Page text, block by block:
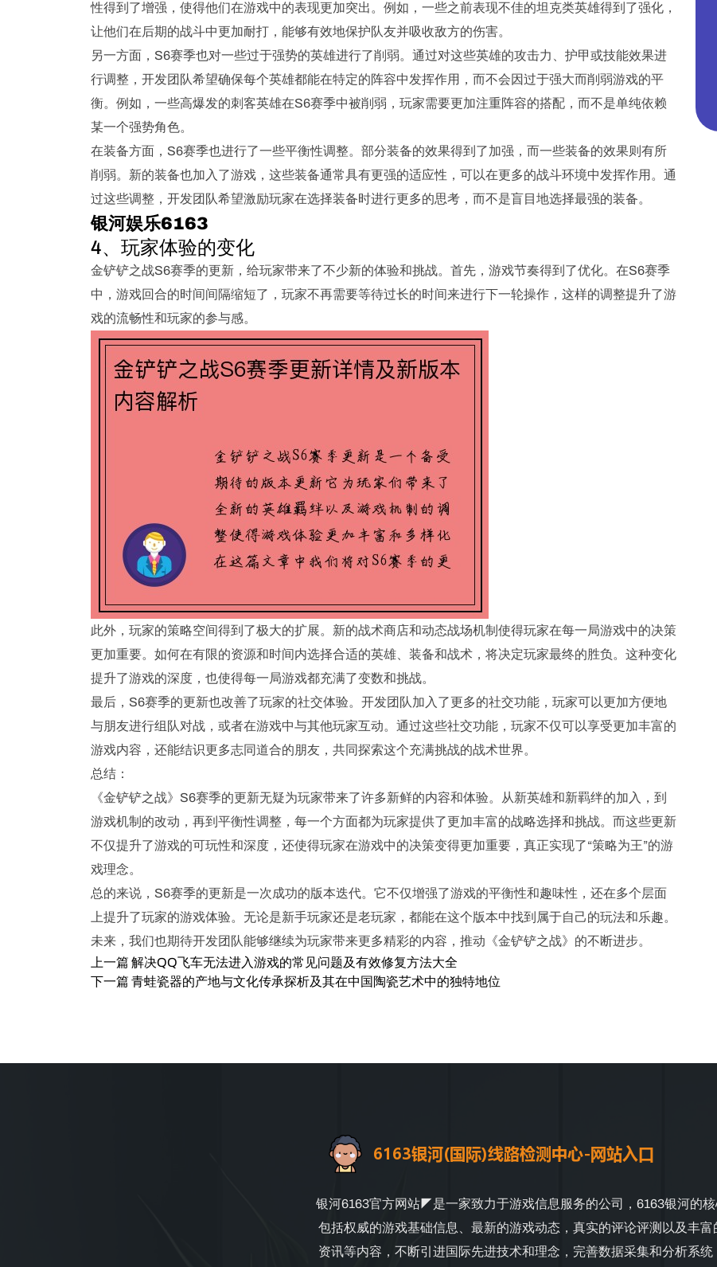
性得到了增强，使得他们在游戏中的表现更加突出。例如，一些之前表现不佳的坦克类英雄得到了强化，
让他们在后期的战斗中更加耐打，能够有效地保护队友并吸收敌方的伤害。
另一方面，S6赛季也对一些过于强势的英雄进行了削弱。通过对这些英雄的攻击力、护甲或技能效果进
行调整，开发团队希望确保每个英雄都能在特定的阵容中发挥作用，而不会因过于强大而削弱游戏的平
衡。例如，一些高爆发的刺客英雄在S6赛季中被削弱，玩家需要更加注重阵容的搭配，而不是单纯依赖
某一个强势角色。
在装备方面，S6赛季也进行了一些平衡性调整。部分装备的效果得到了加强，而一些装备的效果则有所
削弱。新的装备也加入了游戏，这些装备通常具有更强的适应性，可以在更多的战斗环境中发挥作用。通
过这些调整，开发团队希望激励玩家在选择装备时进行更多的思考，而不是盲目地选择最强的装备。
银河娱乐6163
4、玩家体验的变化
金铲铲之战S6赛季的更新，给玩家带来了不少新的体验和挑战。首先，游戏节奏得到了优化。在S6赛季
中，游戏回合的时间间隔缩短了，玩家不再需要等待过长的时间来进行下一轮操作，这样的调整提升了游
戏的流畅性和玩家的参与感。
此外，玩家的策略空间得到了极大的扩展。新的战术商店和动态战场机制使得玩家在每一局游戏中的决策
更加重要。如何在有限的资源和时间内选择合适的英雄、装备和战术，将决定玩家最终的胜负。这种变化
提升了游戏的深度，也使得每一局游戏都充满了变数和挑战。
最后，S6赛季的更新也改善了玩家的社交体验。开发团队加入了更多的社交功能，玩家可以更加方便地
与朋友进行组队对战，或者在游戏中与其他玩家互动。通过这些社交功能，玩家不仅可以享受更加丰富的
游戏内容，还能结识更多志同道合的朋友，共同探索这个充满挑战的战术世界。
总结：
《金铲铲之战》S6赛季的更新无疑为玩家带来了许多新鲜的内容和体验。从新英雄和新羁绊的加入，到
游戏机制的改动，再到平衡性调整，每一个方面都为玩家提供了更加丰富的战略选择和挑战。而这些更新
不仅提升了游戏的可玩性和深度，还使得玩家在游戏中的决策变得更加重要，真正实现了“策略为王”的游
戏理念。
总的来说，S6赛季的更新是一次成功的版本迭代。它不仅增强了游戏的平衡性和趣味性，还在多个层面
上提升了玩家的游戏体验。无论是新手玩家还是老玩家，都能在这个版本中找到属于自己的玩法和乐趣。
未来，我们也期待开发团队能够继续为玩家带来更多精彩的内容，推动《金铲铲之战》的不断进步。
上一篇 解决QQ飞车无法进入游戏的常见问题及有效修复方法大全
下一篇 青蛙瓷器的产地与文化传承探析及其在中国陶瓷艺术中的独特地位
银河6163官方网站◤是一家致力于游戏信息服务的公司，6163银河的
包括权威的游戏基础信息、最新的游戏动态，真实的评论评测以及丰富
资讯等内容，不断引进国际先进技术和理念，完善数据采集和分析系统